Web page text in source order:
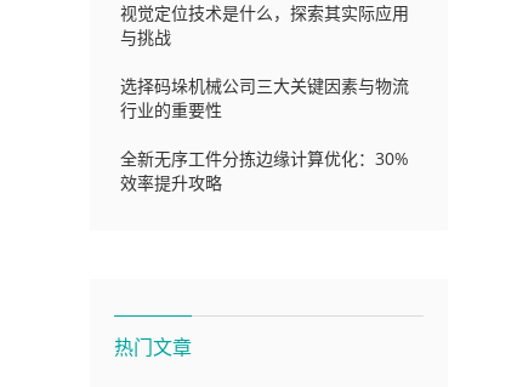
视觉定位技术是什么，探索其实际应用
与挑战
选择码垛机械公司三大关键因素与物流
行业的重要性
全新无序工件分拣边缘计算优化：30%
效率提升攻略
热门文章